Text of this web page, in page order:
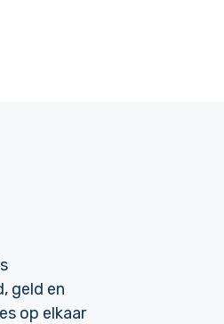
geld en
op elkaar